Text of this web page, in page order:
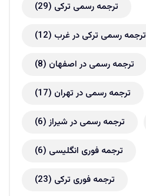
ترجمه رسمی ترکی (29)
ترجمه رسمی ترکی در غرب (12)
ترجمه رسمی در اصفهان (8)
ترجمه رسمی در تهران (17)
ترجمه رسمی در شیراز(6)
ترجمه فوری انگلیسی (6)
ترجمه فوری ترکی (23)